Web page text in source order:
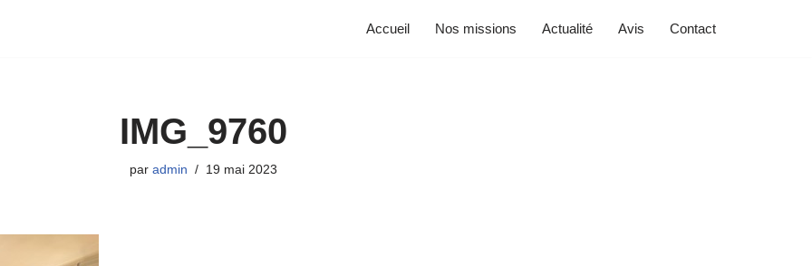
Accueil Nos missions Actualité Avis Contact
IMG_9760
par admin 19 mai 2023